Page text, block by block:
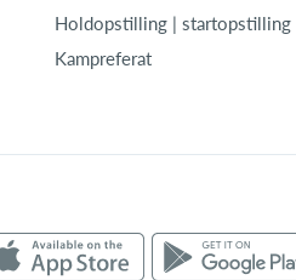
Holdopstilling | startopstilling
Kampreferat